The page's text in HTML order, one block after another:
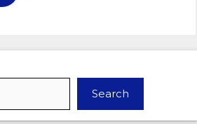
Search